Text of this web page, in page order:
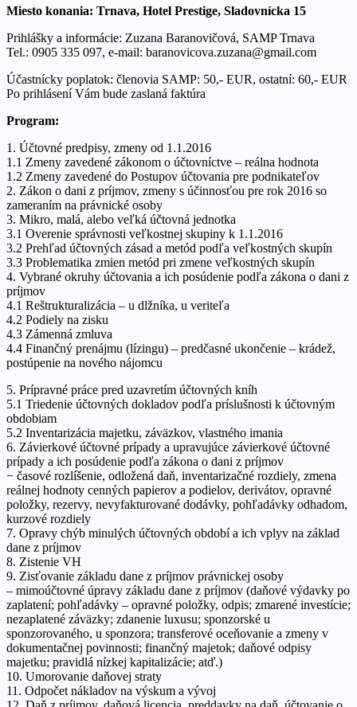
Miesto konania: Trnava, Hotel Prestige, Sladovnícka 15
Prihlášky a informácie: Zuzana Baranovičová, SAMP Trnava
Tel.: 0905 335 097, e-mail: baranovicova.zuzana@gmail.com
Účastnícky poplatok: členovia SAMP: 50,- EUR, ostatní: 60,- EUR
Po prihlásení Vám bude zaslaná faktúra
Program:
1. Účtovné predpisy, zmeny od 1.1.2016
1.1 Zmeny zavedené zákonom o účtovníctve – reálna hodnota
1.2 Zmeny zavedené do Postupov účtovania pre podnikateľov
2. Zákon o dani z príjmov, zmeny s účinnosťou pre rok 2016 so
zameraním na právnické osoby
3. Mikro, malá, alebo veľká účtovná jednotka
3.1 Overenie správnosti veľkostnej skupiny k 1.1.2016
3.2 Prehľad účtovných zásad a metód podľa veľkostných skupín
3.3 Problematika zmien metód pri zmene veľkostných skupín
4. Vybrané okruhy účtovania a ich posúdenie podľa zákona o dani z
príjmov
4.1 Reštrukturalizácia – u dlžníka, u veriteľa
4.2 Podiely na zisku
4.3 Zámenná zmluva
4.4 Finančný prenájmu (lízingu) – predčasné ukončenie – krádež,
postúpenie na nového nájomcu
5. Prípravné práce pred uzavretím účtovných kníh
5.1 Triedenie účtovných dokladov podľa príslušnosti k účtovným
obdobiam
5.2 Inventarizácia majetku, záväzkov, vlastného imania
6. Závierkové účtovné prípady a upravujúce závierkové účtovné
prípady a ich posúdenie podľa zákona o dani z príjmov
− časové rozlíšenie, odložená daň, inventarizačné rozdiely, zmena
reálnej hodnoty cenných papierov a podielov, derivátov, opravné
položky, rezervy, nevyfakturované dodávky, pohľadávky odhadom,
kurzové rozdiely
7. Opravy chýb minulých účtovných období a ich vplyv na základ
dane z príjmov
8. Zistenie VH
9. Zisťovanie základu dane z príjmov právnickej osoby
– mimoúčtovné úpravy základu dane z príjmov (daňové výdavky po
zaplatení; pohľadávky – opravné položky, odpis; zmarené investície;
nezaplatené záväzky; zdanenie luxusu; sponzorské u
sponzorovaného, u sponzora; transferové oceňovanie a zmeny v
dokumentačnej povinnosti; finančný majetok; daňové odpisy
majetku; pravidlá nízkej kapitalizácie; atď.)
10. Umorovanie daňovej straty
11. Odpočet nákladov na výskum a vývoj